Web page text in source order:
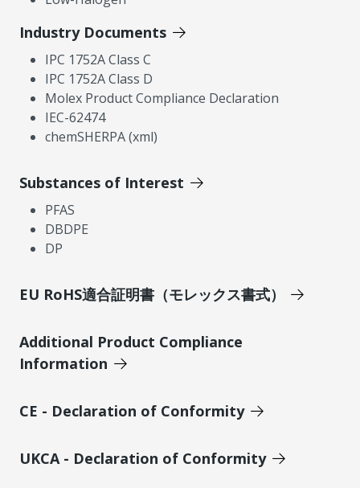
Industry Documents
IPC 1752A Class C
IPC 1752A Class D
Molex Product Compliance Declaration
IEC-62474
chemSHERPA (xml)
Substances of Interest
PFAS
DBDPE
DP
EU RoHS適合証明書（モレックス書式）
Additional Product Compliance
Information
CE - Declaration of Conformity
UKCA - Declaration of Conformity